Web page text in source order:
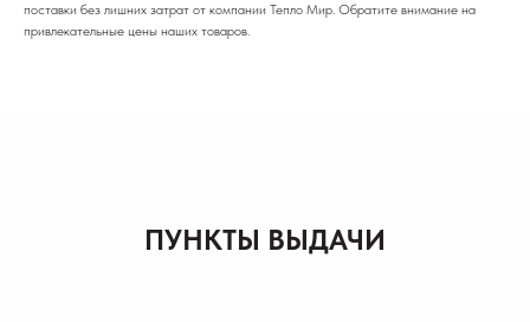
поставки без лишних затрат от компании Тепло Мир. Обратите внимание на
привлекательные цены наших товаров.
ПУНКТЫ ВЫДАЧИ